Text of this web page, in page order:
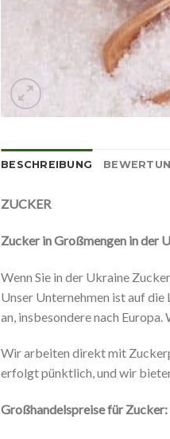
BESCHREIBUNG
ZUCKER
Zucker in Großmengen in der
Wenn Sie in der Ukraine
Unser Unternehmen ist auf
an, insbesondere nach
Wir arbeiten direkt mit
erfolgt pünktlich, und wir
Großhandelspreise für